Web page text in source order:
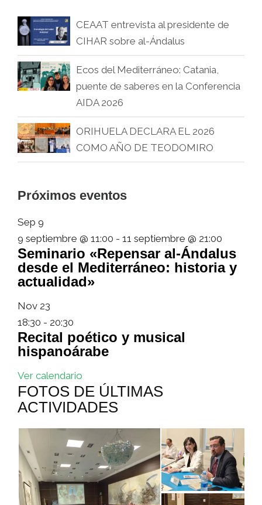
CEAAT entrevista al presidente de
CIHAR sobre al-Ándalus
Ecos del Mediterráneo: Catania,
puente de saberes en la Conferencia
AIDA 2026
ORIHUELA DECLARA EL 2026
COMO AÑO DE TEODOMIRO
Próximos eventos
Sep 9
9 septiembre @ 11:00 - 11 septiembre @ 21:00
Seminario «Repensar al-Ándalus
desde el Mediterráneo: historia y
actualidad»
Nov 23
18:30 - 20:30
Recital poético y musical
hispanoárabe
Ver calendario
FOTOS DE ÚLTIMAS
ACTIVIDADES